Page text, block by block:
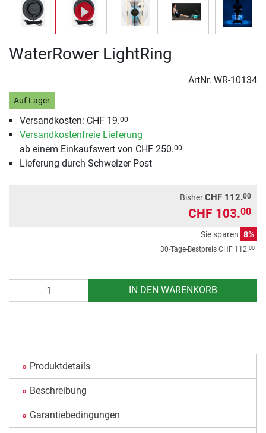
WaterRower LightRing
ArtNr. WR-10134
Auf Lager
Versandkosten: CHF 19.00
Versandkostenfreie Lieferung
ab einem Einkaufswert von CHF 250.00
Lieferung durch Schweizer Post
BisherCHF 112.00
CHF 103.00
Sie sparen 8%
30-Tage-Bestpreis CHF 112.00
IN DEN WARENKORB
Produktdetails
Beschreibung
Garantiebedingungen